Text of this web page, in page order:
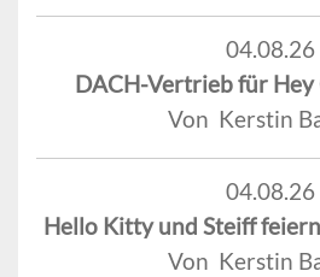
04.08.26
DACH-Vertrieb für Hey
Von Kerstin
04.08.26
Hello Kitty und Steiff
Von Kerstin